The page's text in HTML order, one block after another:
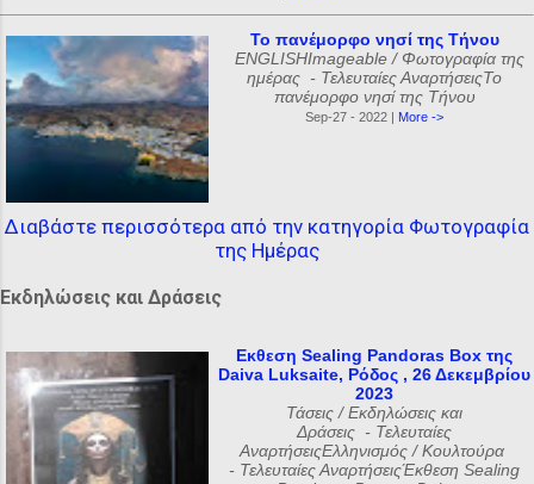
Το πανέμορφο νησί της Τήνου
ENGLISHImageable / Φωτογραφία της
ημέρας - Τελευταίες ΑναρτήσειςΤο
πανέμορφο νησί της Τήνου
Sep-27 - 2022 | More ->
Διαβάστε περισσότερα από την κατηγορία Φωτογραφία
της Ημέρας
Εκδηλώσεις και Δράσεις
Εκθεση Sealing Pandoras Box της
Daiva Luksaite, Ρόδος , 26 Δεκεμβρίου
2023
Τάσεις / Εκδηλώσεις και
Δράσεις - Τελευταίες
ΑναρτήσειςΕλληνισμός / Κουλτούρα
- Τελευταίες ΑναρτήσειςΈκθεση Sealing